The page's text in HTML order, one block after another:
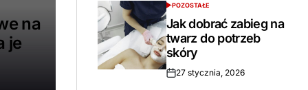
na
je
POSTED
IN
POZOSTAŁE
Jak dobrać zabieg na
twarz do potrzeb
skóry
Opublikowano
27 stycznia, 2026